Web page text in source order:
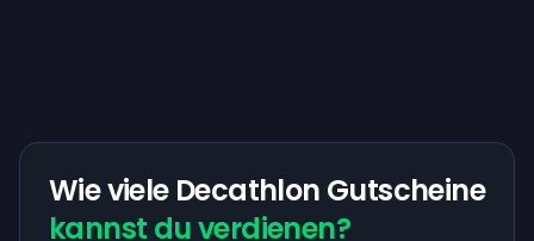
Wie viele Decathlon Gutscheine
kannst du verdienen?